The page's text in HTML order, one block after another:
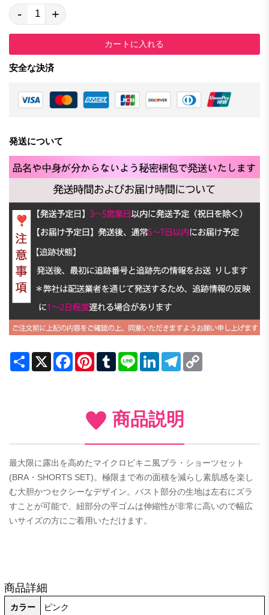
- +
カートに入れる
安全な決済
発送について
Share X FacebookPinterestTumblrLine LinkedInTelegram
商品説明
最大限に露出を高めたマイクロビキニ風ブラ・ショーツセット
(BRA・SHORTS SET)。極限まで布の面積を減らし素肌感を楽し
む大胆かつセクシーなデザイン。バスト部分の生地は左右にズラ
すことが可能で、紐部分の平ゴムは伸縮性が非常に高いので幅広
いサイズの方にご着用いただけます。
商品詳細
カラー ピンク